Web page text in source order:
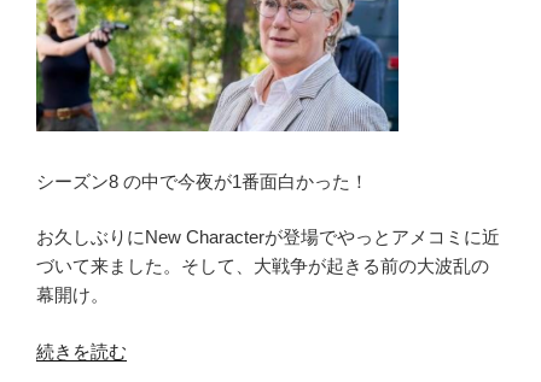
感
想
The
Walking
Dead8-
の
13
話】
恋
愛
禁
令
令!
Love
Ban&Ghost!
霊
シーズン8 の中で今夜が1番面白かった！
お久しぶりにNew Characterが登場でやっとアメコミに近
づいて来ました。そして、大戦争が起きる前の大波乱の
幕開け。
“【ウ
続きを読む